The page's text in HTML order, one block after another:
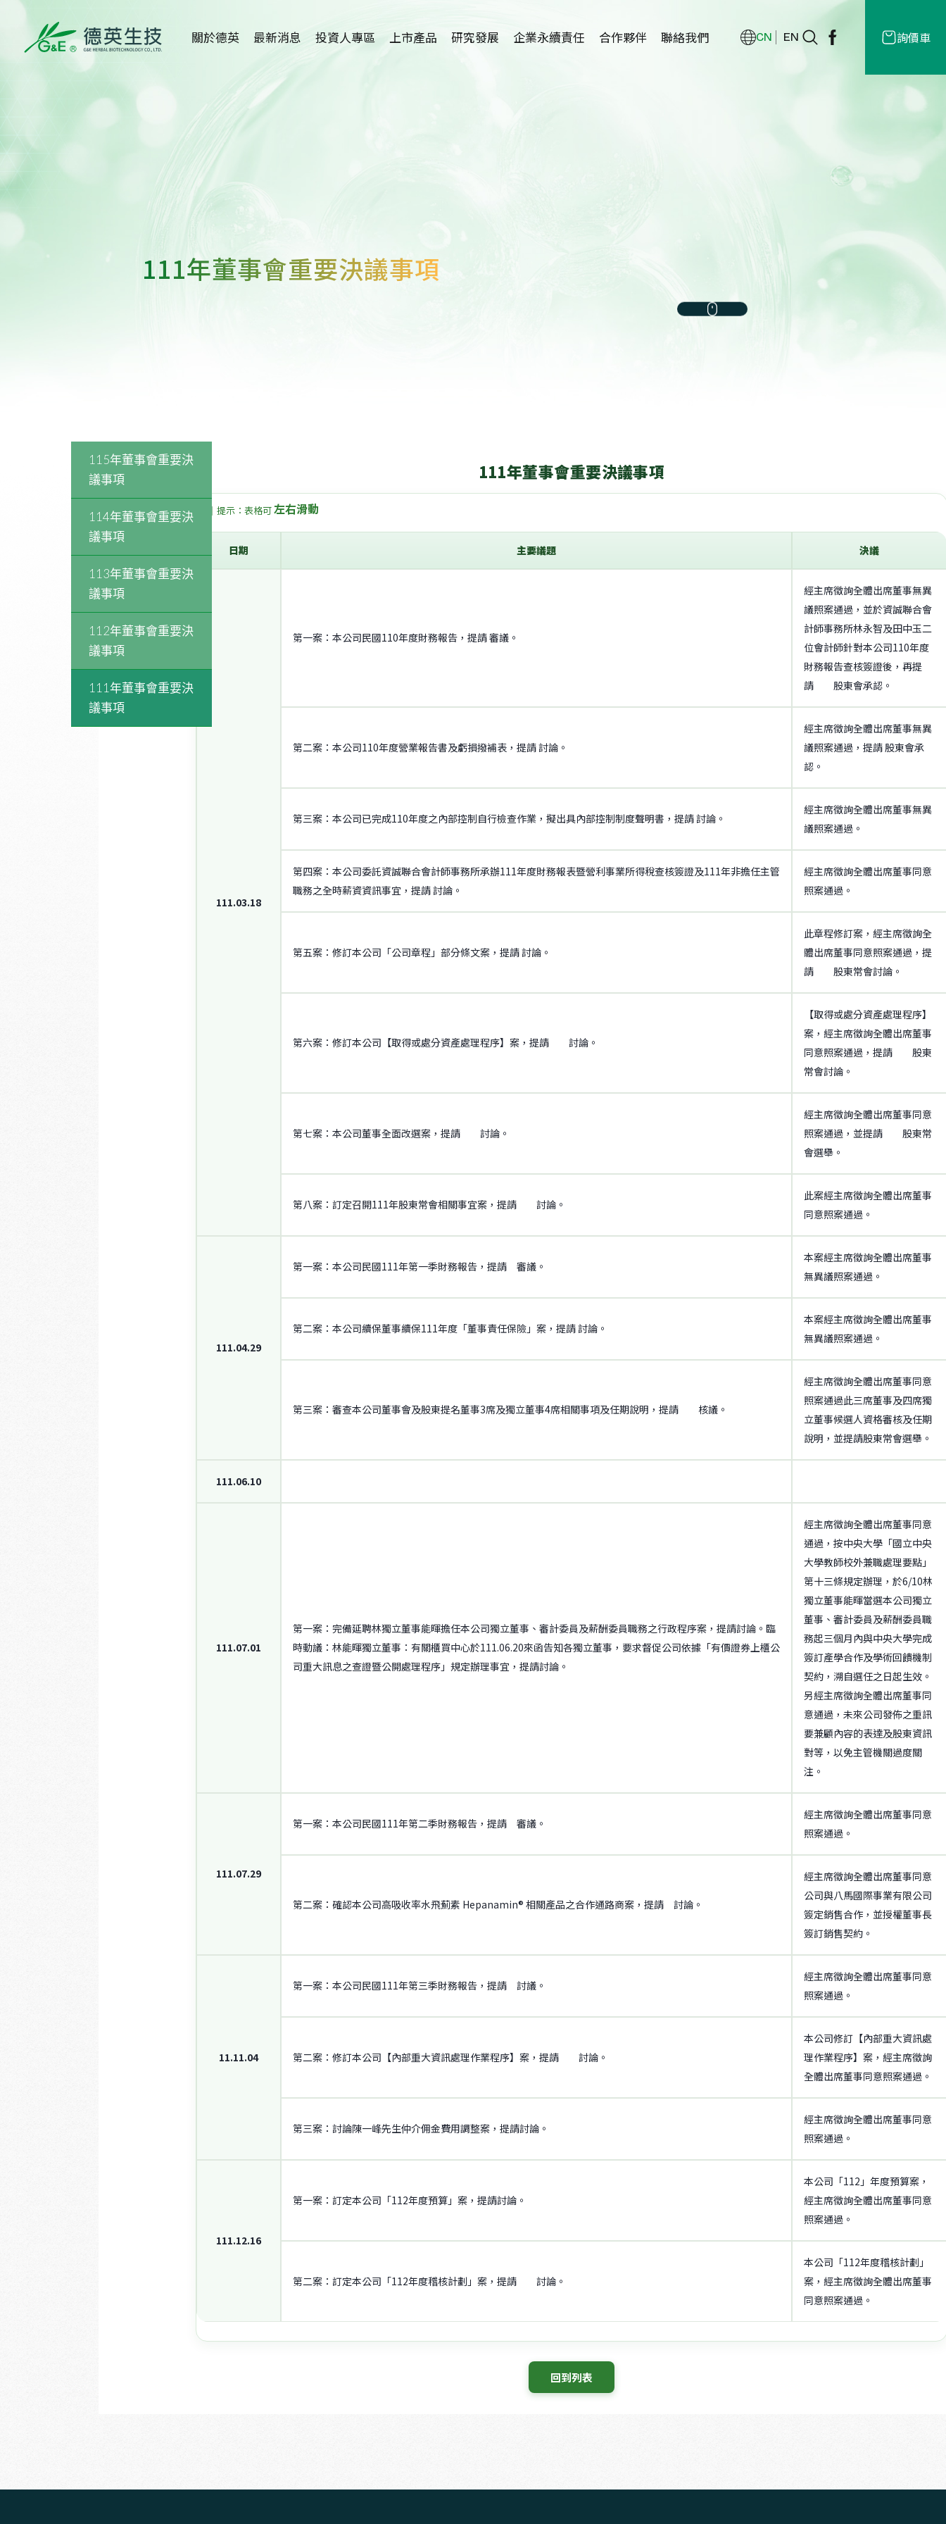
關於德英
關於德英
品牌故事
創辦人
公司沿革
得獎事蹟
最新消息
全部消息
重大訊息
投資人專區 上市產品 研究發展
洗腎患者尿毒搔癢
症及廔管栓塞外用
企業永續責任 合作夥伴 聯絡我們 CN EN 詢價車
111年董事會重要決議事項
115年董事會重要決
議事項
114年董事會重要決
議事項
113年董事會重要決
議事項
112年董事會重要決
議事項
111年董事會重要決
議事項
111年董事會重要決議事項
▌提示：表格可左右滑動
日期 主要議題 決議
111.03.18
第一案：本公司民國110年度財務報告，提請 審議。
經主席徵詢全體出席董事無異
議照案通過，並於資誠聯合會
計師事務所林永智及田中玉二
位會計師針對本公司110年度
財務報告查核簽證後，再提
請 股東會承認。
第二案：本公司110年度營業報告書及虧損撥補表，提請 討論。
經主席徵詢全體出席董事無異
議照案通過，提請 股東會承
認。
第三案：本公司已完成110年度之內部控制自行檢查作業，擬出具內部控制制度聲明書，提請 討論。
經主席徵詢全體出席董事無異
議照案通過。
第四案：本公司委託資誠聯合會計師事務所承辦111年度財務報表暨營利事業所得稅查核簽證及111年非擔任主管
職務之全時薪資資訊事宜，提請 討論。
經主席徵詢全體出席董事同意
照案通過。
第五案：修訂本公司「公司章程」部分條文案，提請 討論。
此章程修訂案，經主席徵詢全
體出席董事同意照案通過，提
請 股東常會討論。
第六案：修訂本公司【取得或處分資產處理程序】案，提請 討論。
【取得或處分資產處理程序】
案，經主席徵詢全體出席董事
同意照案通過，提請 股東
常會討論。
第七案：本公司董事全面改選案，提請 討論。
經主席徵詢全體出席董事同意
照案通過，並提請 股東常
會選舉。
第八案：訂定召開111年股東常會相關事宜案，提請 討論。
此案經主席徵詢全體出席董事
同意照案通過。
111.04.29
第一案：本公司民國111年第一季財務報告，提請 審議。
本案經主席徵詢全體出席董事
無異議照案通過。
第二案：本公司續保董事續保111年度「董事責任保險」案，提請 討論。
本案經主席徵詢全體出席董事
無異議照案通過。
第三案：審查本公司董事會及股東提名董事3席及獨立董事4席相關事項及任期說明，提請 核議。
經主席徵詢全體出席董事同意
照案通過此三席董事及四席獨
立董事候選人資格審核及任期
說明，並提請股東常會選舉。
111.06.10
111.07.01
第一案：完備延聘林獨立董事能暉擔任本公司獨立董事、審計委員及薪酬委員職務之行政程序案，提請討論。臨
時動議：林能暉獨立董事：有關櫃買中心於111.06.20來函告知各獨立董事，要求督促公司依據「有價證券上櫃公
司重大訊息之查證暨公開處理程序」規定辦理事宜，提請討論。
經主席徵詢全體出席董事同意
通過，按中央大學「國立中央
大學教師校外兼職處理要點」
第十三條規定辦理，於6/10林
獨立董事能暉當選本公司獨立
董事、審計委員及薪酬委員職
務起三個月內與中央大學完成
簽訂產學合作及學術回饋機制
契約，溯自選任之日起生效。
另經主席徵詢全體出席董事同
意通過，未來公司發佈之重訊
要兼顧內容的表達及股東資訊
對等，以免主管機關過度關
注。
111.07.29
第一案：本公司民國111年第二季財務報告，提請 審議。
經主席徵詢全體出席董事同意
照案通過。
第二案：確認本公司高吸收率水飛薊素 Hepanamin® 相關產品之合作通路商案，提請 討論。
經主席徵詢全體出席董事同意
公司與八馬國際事業有限公司
簽定銷售合作，並授權董事長
簽訂銷售契約。
11.11.04
第一案：本公司民國111年第三季財務報告，提請 討議。
經主席徵詢全體出席董事同意
照案通過。
第二案：修訂本公司【內部重大資訊處理作業程序】案，提請 討論。
本公司修訂【內部重大資訊處
理作業程序】案，經主席徵詢
全體出席董事同意照案通過。
第三案：討論陳一峰先生仲介佣金費用調整案，提請討論。
經主席徵詢全體出席董事同意
照案通過。
111.12.16
第一案：訂定本公司「112年度預算」案，提請討論。
本公司「112」年度預算案，
經主席徵詢全體出席董事同意
照案通過。
第二案：訂定本公司「112年度稽核計劃」案，提請 討論。
本公司「112年度稽核計劃」
案，經主席徵詢全體出席董事
同意照案通過。
回到列表